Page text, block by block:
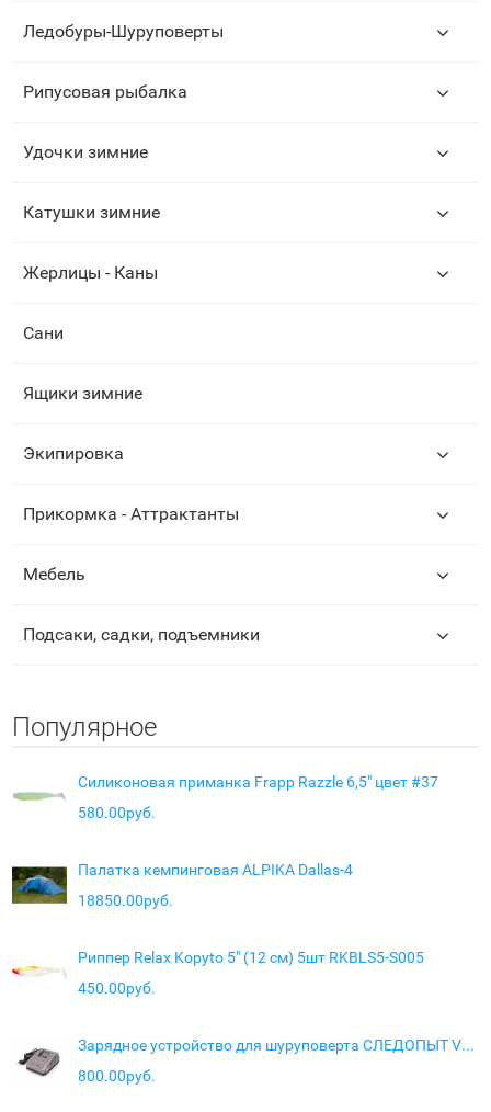
Ледобуры-Шуруповерты
Рипусовая рыбалка
Удочки зимние
Катушки зимние
Жерлицы - Каны
Сани
Ящики зимние
Экипировка
Прикормка - Аттрактанты
Мебель
Подсаки, садки, подъемники
Популярное
Силиконовая приманка Frapp Razzle 6,5" цвет #37
580.00руб.
Палатка кемпинговая ALPIKA Dallas-4
18850.00руб.
Риппер Relax Kopyto 5" (12 см) 5шт RKBLS5-S005
450.00руб.
Зарядное устройство для шуруповерта СЛЕДОПЫТ VoltGear 21V
800.00руб.